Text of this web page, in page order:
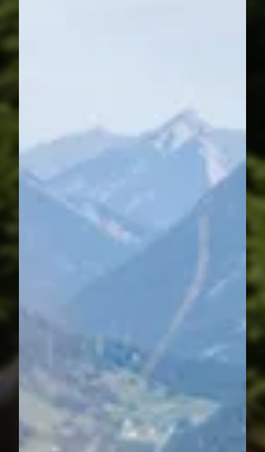
----
----
Familienurlaub in
den Tiroler Bergen